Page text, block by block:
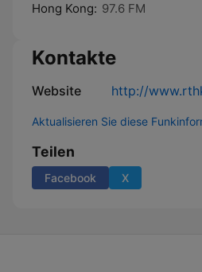
Hong Kong: 97.6 FM
Kontakte
Website http://
Aktualisieren Sie diese
Teilen
Facebook X